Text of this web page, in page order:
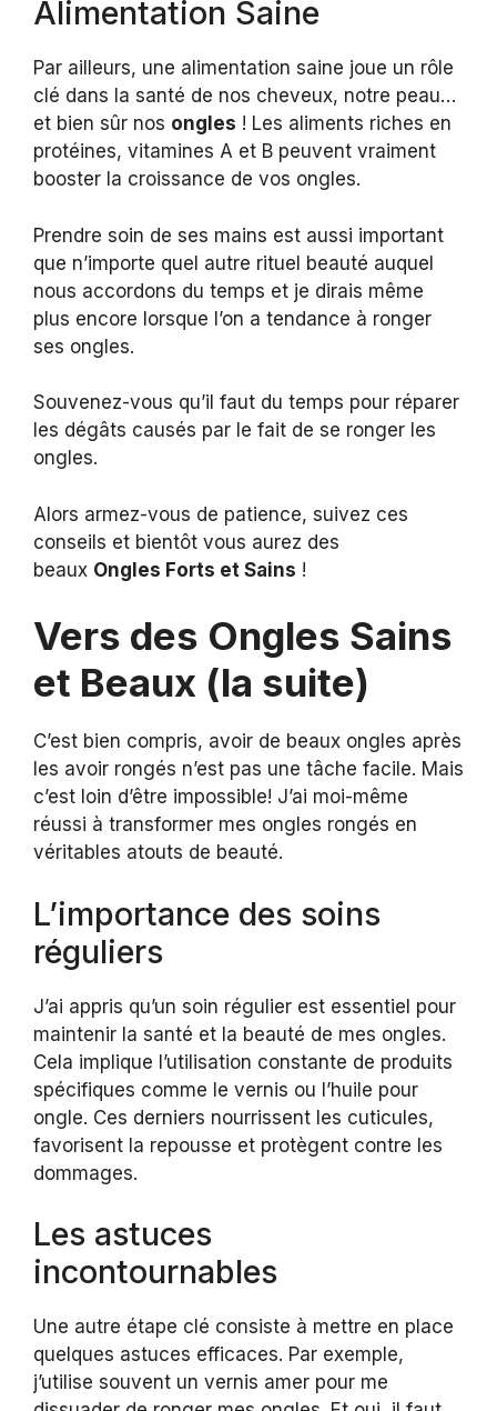
Alimentation Saine
Par ailleurs, une alimentation saine joue un rôle
clé dans la santé de nos cheveux, notre peau…
et bien sûr nos ongles ! Les aliments riches en
protéines, vitamines A et B peuvent vraiment
booster la croissance de vos ongles.
Prendre soin de ses mains est aussi important
que n’importe quel autre rituel beauté auquel
nous accordons du temps et je dirais même
plus encore lorsque l’on a tendance à ronger
ses ongles.
Souvenez-vous qu’il faut du temps pour réparer
les dégâts causés par le fait de se ronger les
ongles.
Alors armez-vous de patience, suivez ces
conseils et bientôt vous aurez des
beaux Ongles Forts et Sains !
Vers des Ongles Sains
et Beaux (la suite)
C’est bien compris, avoir de beaux ongles après
les avoir rongés n’est pas une tâche facile. Mais
c’est loin d’être impossible! J’ai moi-même
réussi à transformer mes ongles rongés en
véritables atouts de beauté.
L’importance des soins
réguliers
J’ai appris qu’un soin régulier est essentiel pour
maintenir la santé et la beauté de mes ongles.
Cela implique l’utilisation constante de produits
spécifiques comme le vernis ou l’huile pour
ongle. Ces derniers nourrissent les cuticules,
favorisent la repousse et protègent contre les
dommages.
Les astuces
incontournables
Une autre étape clé consiste à mettre en place
quelques astuces efficaces. Par exemple,
j’utilise souvent un vernis amer pour me